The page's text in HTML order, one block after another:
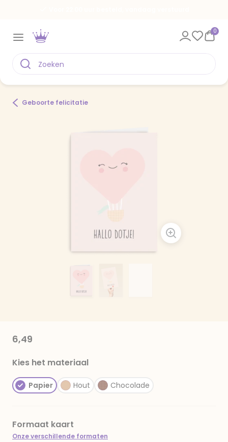
0
Geboorte felicitatie
6,49
Kies het materiaal
Papier Hout Chocolade
Formaat kaart
Onze verschillende formaten